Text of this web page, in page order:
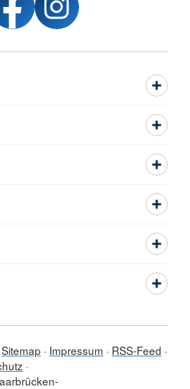
Sitemap Impressum
RSS-Feed